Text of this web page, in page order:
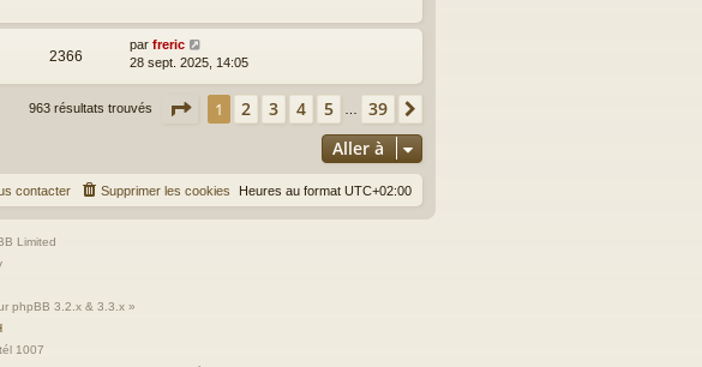
2366
par freric
28 sept. 2025, 14:05
963 résultats trouvés Page 1sur 39
1 2 3 4 5 … 39
Aller à
Heures au format UTC+02:00
Supprimer les cookies
contacter
Limited
phpBB 3.2.x & 3.3.x »
1007